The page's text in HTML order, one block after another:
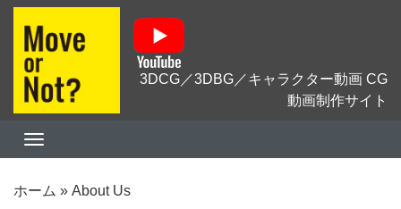
3DCG／3DBG／キャラクター動画 CG
動画制作サイト
ホーム » About Us